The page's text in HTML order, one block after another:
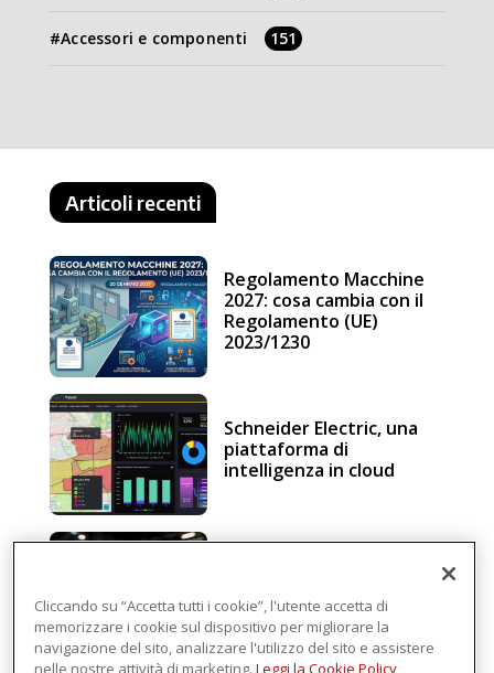
Accessori e componenti 151
Articoli recenti
Regolamento Macchine
2027: cosa cambia con il
Regolamento (UE)
2023/1230
Schneider Electric, una
piattaforma di
intelligenza in cloud
Regolamento macchine
Cliccando su “Accetta tutti i cookie”, l'utente accetta di
memorizzare i cookie sul dispositivo per migliorare la
navigazione del sito, analizzare l'utilizzo del sito e assistere
nelle nostre attività di marketing. Leggi la Cookie Policy